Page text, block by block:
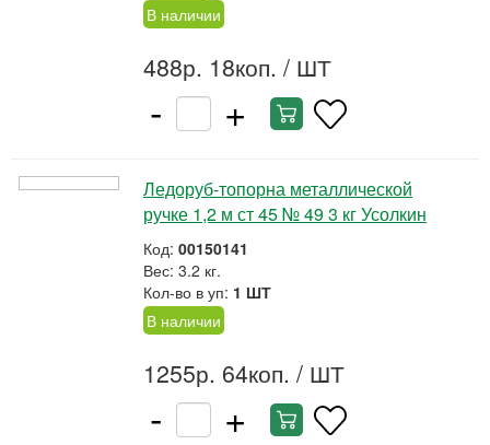
В наличии
488р. 18коп. / ШТ
- +
Ледоруб-топорна металлической
ручке 1,2 м ст 45 № 49 3 кг Усолкин
Код: 00150141
Вес: 3.2 кг.
Кол-во в уп: 1 ШТ
В наличии
1255р. 64коп. / ШТ
- +